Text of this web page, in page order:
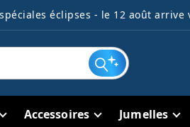
éclipses - le 12 août arrive
Accessoires Jumelles